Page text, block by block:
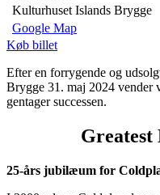
Kulturhuset Islands Brygge
Google Map
Køb billet
Efter en forrygende og
Brygge 31. maj 2024 vender
gentager successen.
Greatest
25-års jubilæum for